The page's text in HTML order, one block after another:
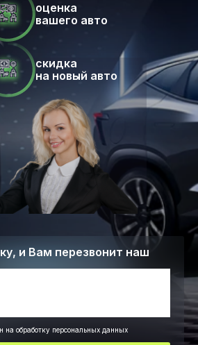
и Вам перезвонит наш
на обработку персональных данных
оценка
вашего авто
скидка
на новый авто